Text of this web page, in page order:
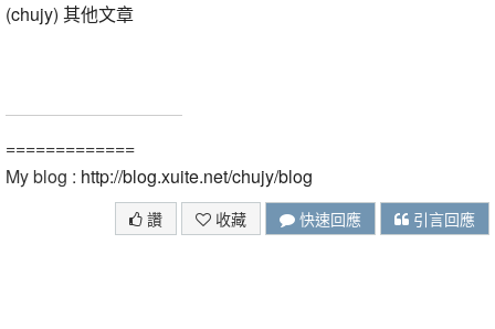
(chujy) 其他文章
=============
My blog : http://blog.xuite.net/chujy/blog
讚 收藏 快速回應 引言回應